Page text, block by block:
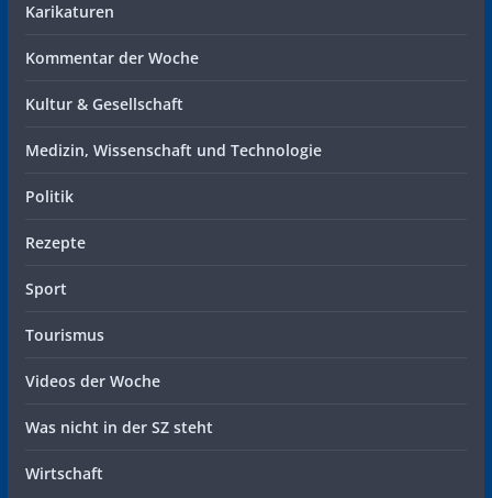
Karikaturen
Kommentar der Woche
Kultur & Gesellschaft
Medizin, Wissenschaft und Technologie
Politik
Rezepte
Sport
Tourismus
Videos der Woche
Was nicht in der SZ steht
Wirtschaft